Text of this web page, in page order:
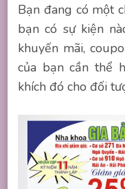
Bạn đang có một
bạn có sự kiện
khuyến mãi,
của bạn cần thể
khích đó cho đối